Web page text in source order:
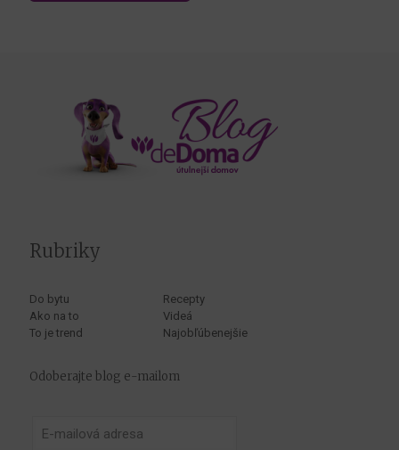
Rubriky
Do bytu
Ako na to
To je trend
Recepty
Videá
Najobľúbenejšie
Odoberajte blog e-mailom